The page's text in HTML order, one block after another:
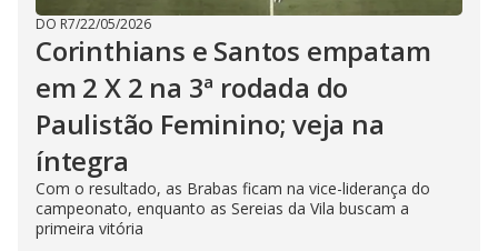
DO R7/22/05/2026
Corinthians e Santos empatam
em 2 X 2 na 3ª rodada do
Paulistão Feminino; veja na
íntegra
Com o resultado, as Brabas ficam na vice-liderança do
campeonato, enquanto as Sereias da Vila buscam a
primeira vitória